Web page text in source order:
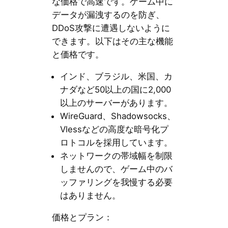
データが漏洩するのを防ぎ、
DDoS攻撃に遭遇しないように
できます。以下はその主な機能
と価格です。
インド、ブラジル、米国、カ
ナダなど50以上の国に2,000
以上のサーバーがあります。
WireGuard、Shadowsocks、
Vlessなどの高度な暗号化プ
ロトコルを採用しています。
ネットワークの帯域幅を制限
しませんので、ゲーム中のバ
ッファリングを我慢する必要
はありません。
価格とプラン：